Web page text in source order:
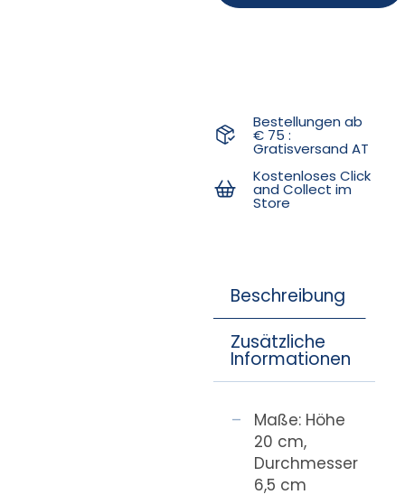
Bestellungen ab
€ 75 :
Gratisversand AT
Kostenloses Click
and Collect im
Store
Beschreibung
Zusätzliche
Informationen
Maße: Höhe
20 cm,
Durchmesser
6,5 cm